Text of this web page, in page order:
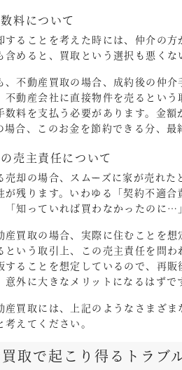
料について
することを考えた時には、仲介の
含めると、買取という選択も悪く
、不動産買取の場合、成約後の仲
不動産会社に直接物件を売るとい
数料を支払う必要があります。金
場合、このお金を節約できる分、
売主責任について
売却の場合、スムーズに家が売れ
が残ります。いわゆる「契約不適
「知っていれば買わなかったのに…
産買取の場合、実際に住むことを
という取引上、この売主責任を問
することを想定しているので、再
意外に大きなメリットになるはずで
産買取には、上記のようなさまざ
えてください。
取で起こり得るトラブ